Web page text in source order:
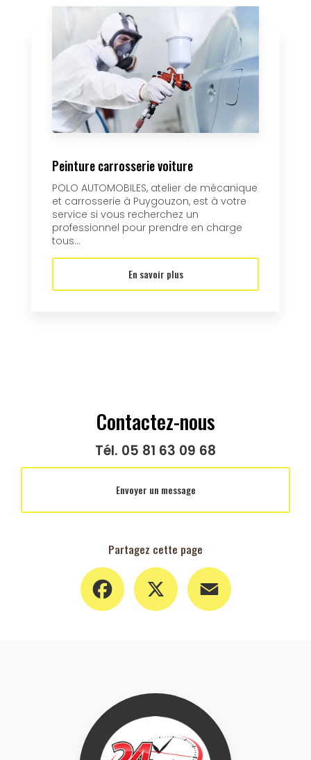
Peinture carrosserie voiture
POLO AUTOMOBILES, atelier de mécanique
et carrosserie à Puygouzon, est à votre
service si vous recherchez un
professionnel pour prendre en charge
tous...
En savoir plus
Contactez-nous
Tél. 05 81 63 09 68
Envoyer un message
Partagez cette page
Facebook